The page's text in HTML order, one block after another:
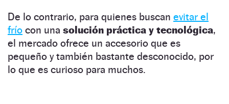
De lo contrario, para quienes buscan evitar el
frío con una solución práctica y tecnológica,
el mercado ofrece un accesorio que es
pequeño y también bastante desconocido, por
lo que es curioso para muchos.